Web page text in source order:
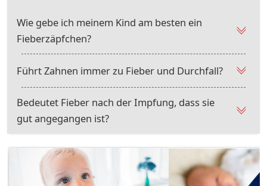
Wie gebe ich meinem Kind am besten ein
Fieberzäpfchen?
Führt Zahnen immer zu Fieber und Durchfall?
Bedeutet Fieber nach der Impfung, dass sie
gut angegangen ist?